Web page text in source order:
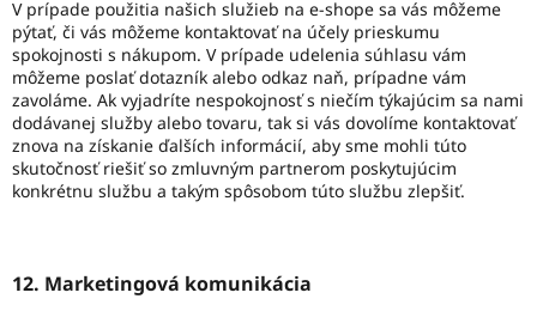
V prípade použitia našich služieb na e-shope sa vás môžeme
pýtať, či vás môžeme kontaktovať na účely prieskumu
spokojnosti s nákupom. V prípade udelenia súhlasu vám
môžeme poslať dotazník alebo odkaz naň, prípadne vám
zavoláme. Ak vyjadríte nespokojnosť s niečím týkajúcim sa nami
dodávanej služby alebo tovaru, tak si vás dovolíme kontaktovať
znova na získanie ďalších informácií, aby sme mohli túto
skutočnosť riešiť so zmluvným partnerom poskytujúcim
konkrétnu službu a takým spôsobom túto službu zlepšiť.
12. Marketingová komunikácia